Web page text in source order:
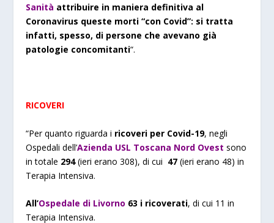
Sanità attribuire in maniera definitiva al
Coronavirus queste morti “con Covid”: si tratta
infatti, spesso, di persone che avevano già
patologie concomitanti“.
RICOVERI
“Per quanto riguarda i ricoveri per Covid-19, negli
Ospedali dell’Azienda USL Toscana Nord Ovest sono
in totale 294(ieri erano 308), di cui 47 (ieri erano 48) in
Terapia Intensiva.
All’Ospedale di Livorno 63 i ricoverati, di cui 11 in
Terapia Intensiva.